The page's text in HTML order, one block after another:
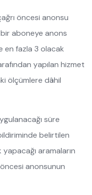
öncesi anonsu
aboneye anons
en fazla 3 olacak
yapılan hizmet
ölçümlere dâhil
süre
belirtilen
yapacağı aramaların
öncesi anonsunun